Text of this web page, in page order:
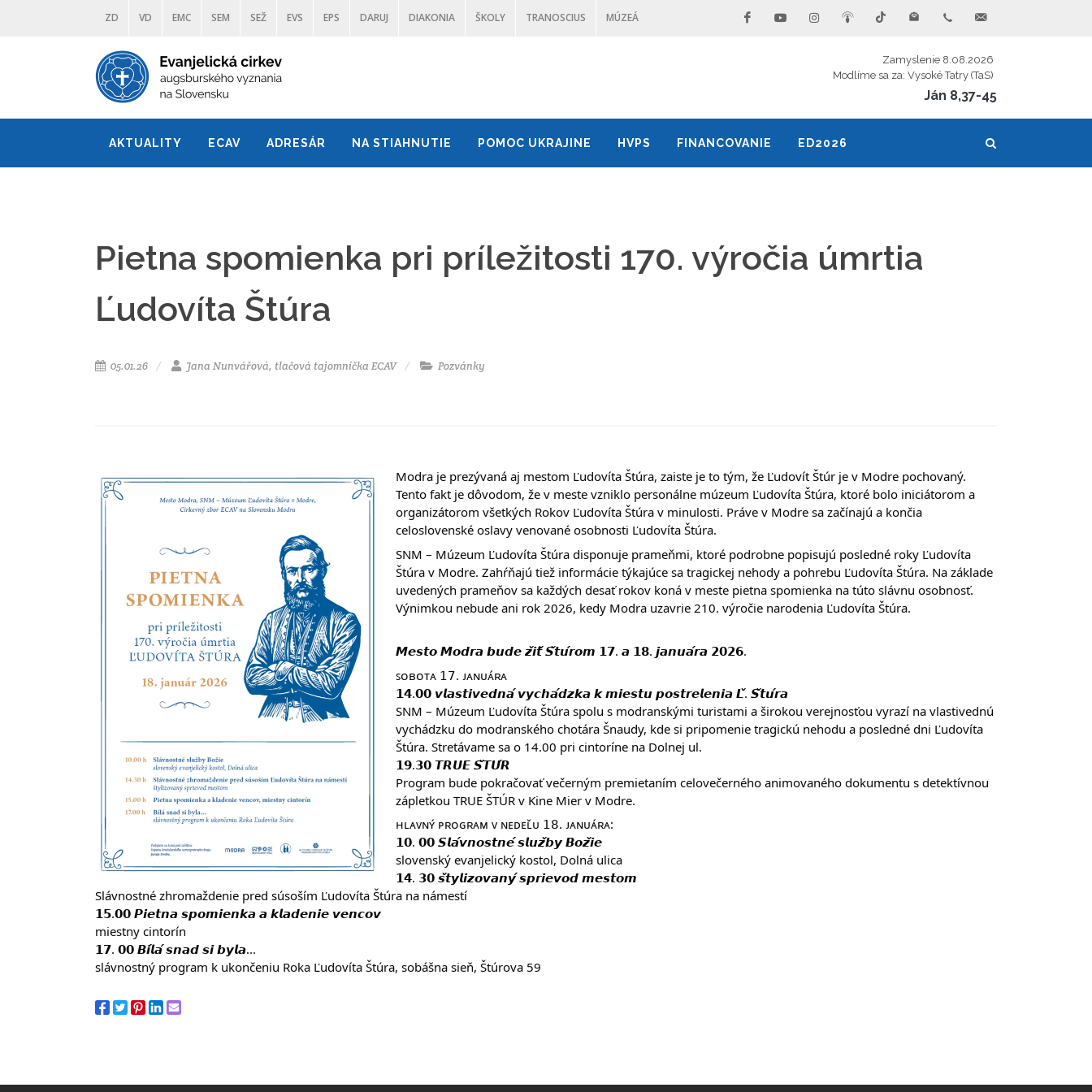
ZD VD EMC SEM SEŽ EVS EPS DARUJ DIAKONIA ŠKOLY TRANOSCIUS MÚZEÁ
Zamyslenie 8.08.2026
Modlíme sa za: Vysoké Tatry (TaS)
Ján 8,37-45
AKTUALITY ECAV ADRESÁR NA STIAHNUTIE POMOC UKRAJINE HVPS FINANCOVANIE ED2026
Pietna spomienka pri príležitosti 170. výročia úmrtia
Ľudovíta Štúra
05.01.26 Jana Nunvářová, tlačová tajomníčka ECAV Pozvánky
Modra je prezývaná aj mestom Ľudovíta Štúra, zaiste je to tým, že Ľudovít Štúr je v Modre pochovaný.
Tento fakt je dôvodom, že v meste vzniklo personálne múzeum Ľudovíta Štúra, ktoré bolo iniciátorom a
organizátorom všetkých Rokov Ľudovíta Štúra v minulosti. Práve v Modre sa začínajú a končia
celoslovenské oslavy venované osobnosti Ľudovíta Štúra.
SNM – Múzeum Ľudovíta Štúra disponuje prameňmi, ktoré podrobne popisujú posledné roky Ľudovíta
Štúra v Modre. Zahŕňajú tiež informácie týkajúce sa tragickej nehody a pohrebu Ľudovíta Štúra. Na základe
uvedených prameňov sa každých desať rokov koná v meste pietna spomienka na túto slávnu osobnosť.
Výnimkou nebude ani rok 2026, kedy Modra uzavrie 210. výročie narodenia Ľudovíta Štúra.
𝙈𝙚𝙨𝙩𝙤 𝙈𝙤𝙙𝙧𝙖 𝙗𝙪𝙙𝙚 𝙯̌𝙞𝙩̌ 𝙎̌𝙩𝙪́𝙧𝙤𝙢 𝟭𝟳. 𝙖 𝟭𝟴. 𝙟𝙖𝙣𝙪𝙖́𝙧𝙖 𝟮𝟬𝟮𝟲.
ꜱᴏʙᴏᴛᴀ 𝟣𝟩. ᴊᴀɴᴜᴀ́ʀᴀ
𝟭𝟰.𝟬𝟬 𝙫𝙡𝙖𝙨𝙩𝙞𝙫𝙚𝙙𝙣𝙖́ 𝙫𝙮𝙘𝙝𝙖́𝙙𝙯𝙠𝙖 𝙠 𝙢𝙞𝙚𝙨𝙩𝙪 𝙥𝙤𝙨𝙩𝙧𝙚𝙡𝙚𝙣𝙞𝙖 𝙇̌. 𝙎̌𝙩𝙪́𝙧𝙖
SNM – Múzeum Ľudovíta Štúra spolu s modranskými turistami a širokou verejnosťou vyrazí na vlastivednú
vychádzku do modranského chotára Šnaudy, kde si pripomenie tragickú nehodu a posledné dni Ľudovíta
Štúra. Stretávame sa o 14.00 pri cintoríne na Dolnej ul.
𝟭𝟵.𝟯𝟬 𝙏𝙍𝙐𝙀 𝙎̌𝙏𝙐́𝙍
Program bude pokračovať večerným premietaním celovečerného animovaného dokumentu s detektívnou
zápletkou TRUE ŠTÚR v Kine Mier v Modre.
ʜʟᴀᴠɴʏ́ ᴘʀᴏɢʀᴀᴍ ᴠ ɴᴇᴅᴇʟ̌ᴜ 𝟣𝟪. ᴊᴀɴᴜᴀ́ʀᴀ:
𝟭𝟬. 𝟬𝟬 𝙎𝙡𝙖́𝙫𝙣𝙤𝙨𝙩𝙣𝙚́ 𝙨𝙡𝙪𝙯̌𝙗𝙮 𝘽𝙤𝙯̌𝙞𝙚
slovenský evanjelický kostol, Dolná ulica
𝟭𝟰. 𝟯𝟬 𝙨̌𝙩𝙮𝙡𝙞𝙯𝙤𝙫𝙖𝙣𝙮́ 𝙨𝙥𝙧𝙞𝙚𝙫𝙤𝙙 𝙢𝙚𝙨𝙩𝙤𝙢
Slávnostné zhromaždenie pred súsoším Ľudovíta Štúra na námestí
𝟭𝟱.𝟬𝟬 𝙋𝙞𝙚𝙩𝙣𝙖 𝙨𝙥𝙤𝙢𝙞𝙚𝙣𝙠𝙖 𝙖 𝙠𝙡𝙖𝙙𝙚𝙣𝙞𝙚 𝙫𝙚𝙣𝙘𝙤𝙫
miestny cintorín
𝟭𝟳. 𝟬𝟬 𝘽𝙞́𝙡𝙖́ 𝙨𝙣𝙖𝙙 𝙨𝙞 𝙗𝙮𝙡𝙖...
slávnostný program k ukončeniu Roka Ľudovíta Štúra, sobášna sieň, Štúrova 59